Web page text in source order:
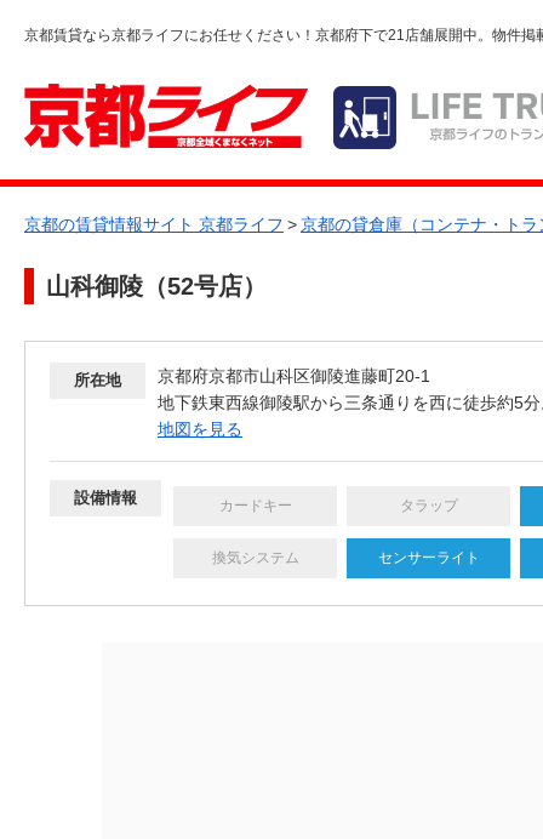
京都賃貸なら京都ライフにお任せください！京都府下で21店舗展開中。物件掲
京都の賃貸情報サイト 京都ライフ >京都の貸倉庫（コンテナ・ト
山科御陵（52号店）
所在地
京都府京都市山科区御陵進藤町20-1
地下鉄東西線御陵駅から三条通りを西に徒歩約5
地図を見る
設備情報 カードキー タラップ
換気システム センサーライト